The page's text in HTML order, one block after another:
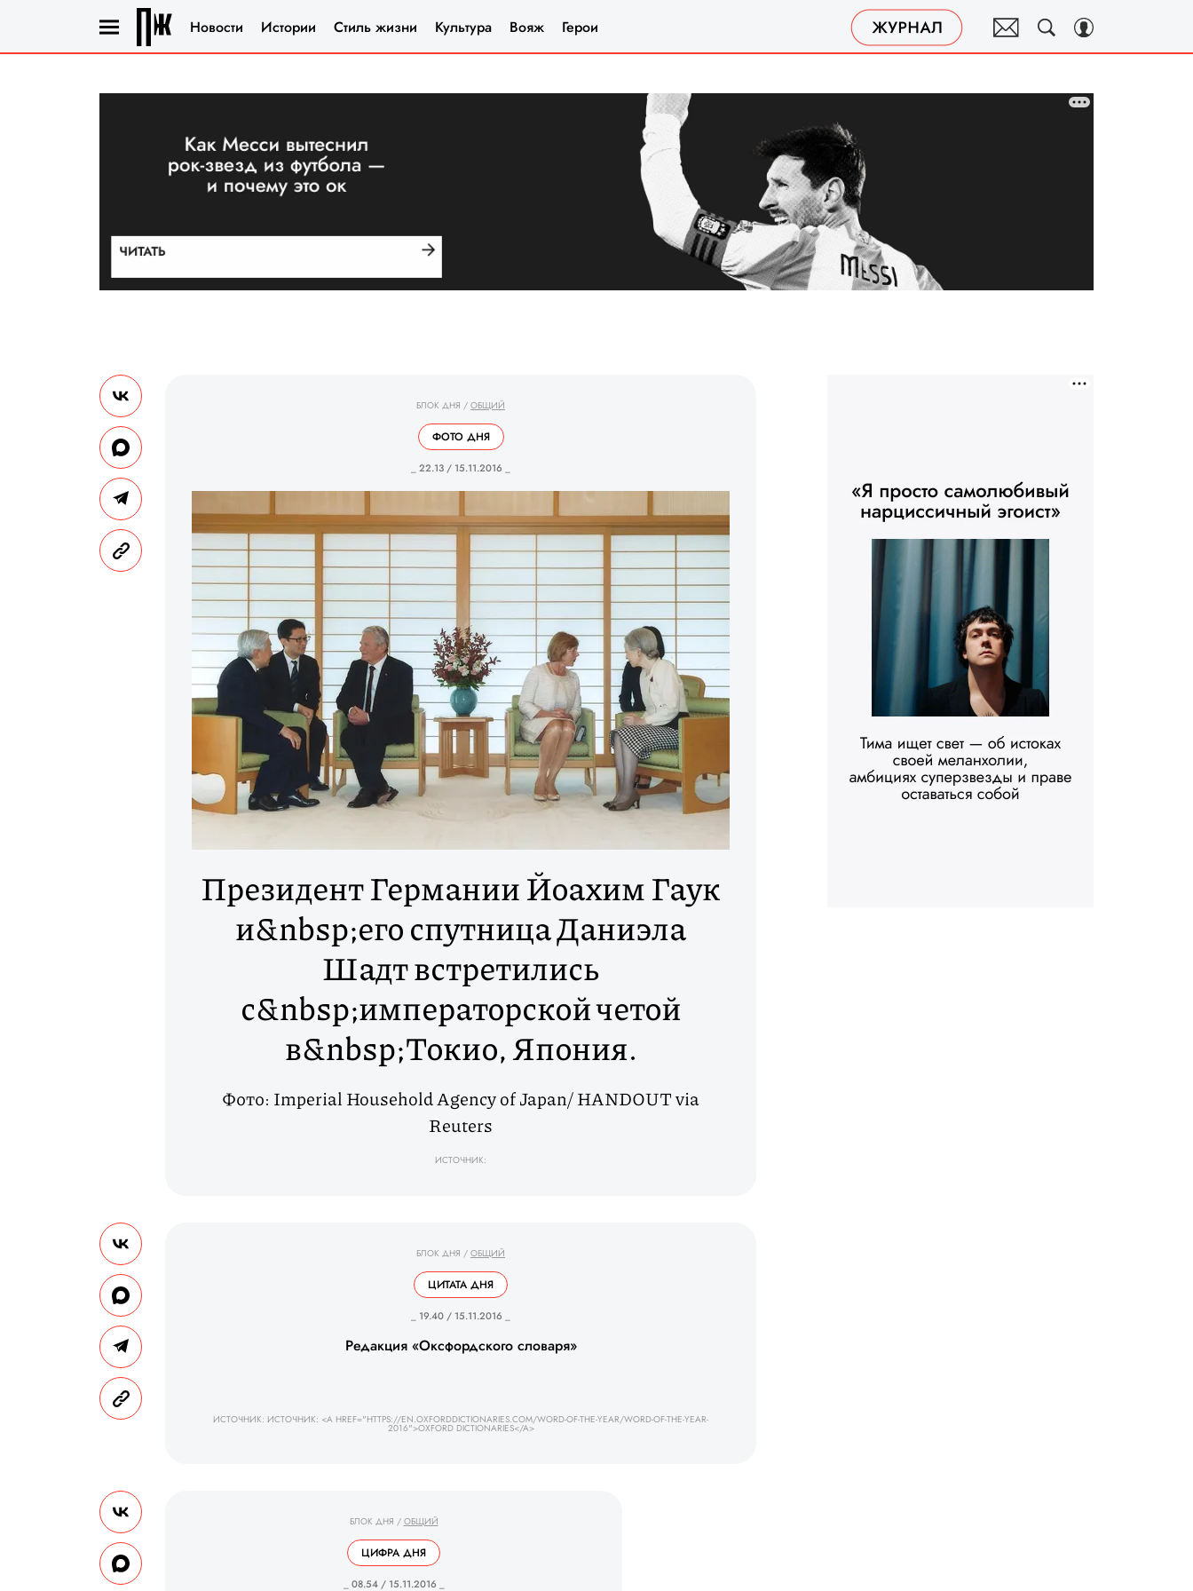
Новости Истории Стиль жизни Культура Вояж Герои
БЛОК ДНЯ / ОБЩИЙ
ФОТО ДНЯ
_ 22.13 / 15.11.2016 _
Президент Германии Йоахим Гаук
и&nbsp;его спутница Даниэла
Шадт встретились
с&nbsp;императорской четой
в&nbsp;Токио, Япония.
Фото: Imperial Household Agency of Japan/ HANDOUT via
Reuters
ИСТОЧНИК:
БЛОК ДНЯ / ОБЩИЙ
ЦИТАТА ДНЯ
_ 19.40 / 15.11.2016 _
Редакция «Оксфордского словаря»
ИСТОЧНИК: ИСТОЧНИК: <A HREF="HTTPS://EN.OXFORDDICTIONARIES.COM/WORD-OF-THE-YEAR/WORD-OF-THE-YEAR-
2016">OXFORD DICTIONARIES</A>
БЛОК ДНЯ / ОБЩИЙ
ЦИФРА ДНЯ
_ 08.54 / 15.11.2016 _